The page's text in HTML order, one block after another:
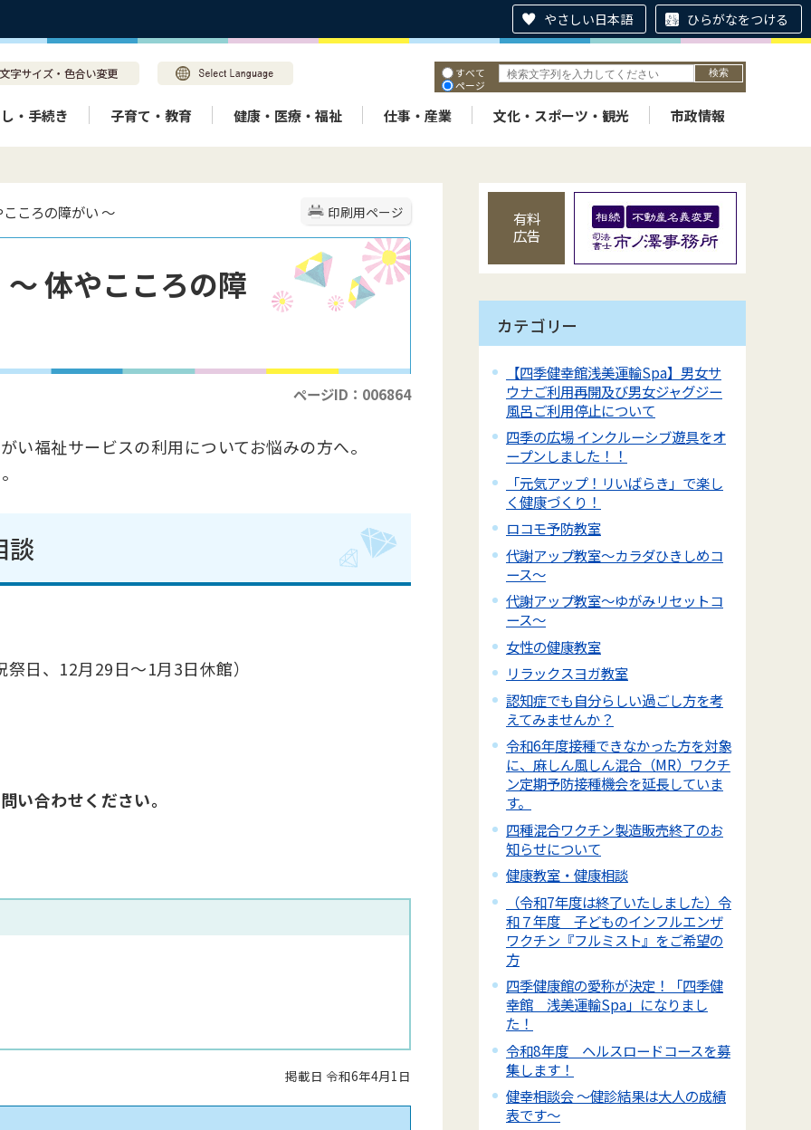
やさしい日本語 ひらがなをつける
すべて
ページ
・手続き 子育て・教育 健康・医療・福祉 仕事・産業 文化・スポーツ・観光 市政情報
印刷用ページ
ころの障がい ～
～ 体やこころの障
ページID：006864
い福祉サービスの利用についてお悩みの方へ。
談
日、12月29日～1月3日休館）
い合わせください。
掲載日 令和6年4月1日
有料
広告
カテゴリー
【四季健幸館浅美運輸Spa】男女サ
ウナご利用再開及び男女ジャグジー
風呂ご利用停止について
四季の広場 インクルーシブ遊具をオ
ープンしました！！
「元気アップ！リいばらき」で楽し
く健康づくり！
ロコモ予防教室
代謝アップ教室～カラダひきしめコ
ース～
代謝アップ教室～ゆがみリセットコ
ース～
女性の健康教室
リラックスヨガ教室
認知症でも自分らしい過ごし方を考
えてみませんか？
令和6年度接種できなかった方を対象
に、麻しん風しん混合（MR）ワクチ
ン定期予防接種機会を延長していま
す。
四種混合ワクチン製造販売終了のお
知らせについて
健康教室・健康相談
（令和7年度は終了いたしました）令
和７年度 子どものインフルエンザ
ワクチン『フルミスト』をご希望の
方
四季健康館の愛称が決定！「四季健
幸館 浅美運輸Spa」になりまし
た！
令和8年度 ヘルスロードコースを募
集します！
健幸相談会 ～健診結果は大人の成績
表です～